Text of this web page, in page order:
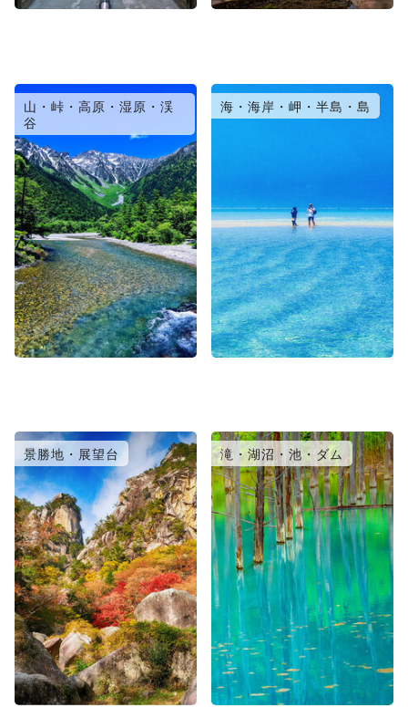
山・峠・高原・湿原・渓
谷
海・海岸・岬・半島・島
景勝地・展望台 滝・湖沼・池・ダム